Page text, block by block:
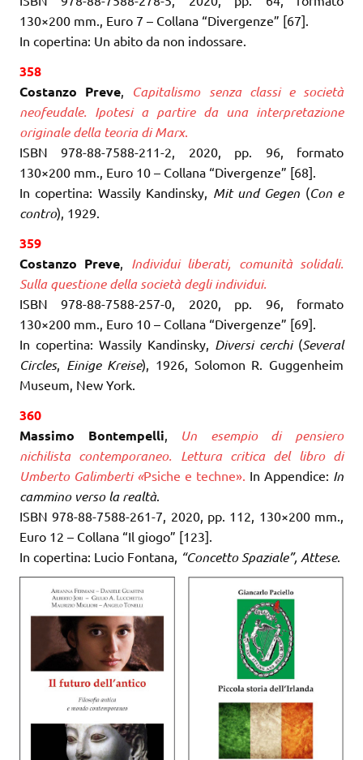
130×200 mm., Euro 7 – Collana “Divergenze” [67].
In copertina: Un abito da non indossare.
358
Costanzo Preve
Capitalismo senza classi e società
neofeudale. Ipotesi a partire da una interpretazione
originale della teoria di Marx.
ISBN 978-88-7588-211-2, 2020, pp. 96, formato
130×200 mm., Euro 10 – Collana “Divergenze” [68].
In copertina: Wassily Kandinsky, Mit und Gegen (Con e
contro), 1929.
359
Costanzo Preve
Individui liberati, comunità solidali.
Sulla questione della società degli individui.
ISBN 978-88-7588-257-0, 2020, pp. 96, formato
130×200 mm., Euro 10 – Collana “Divergenze” [69].
In copertina: Wassily Kandinsky, Diversi cerchi (Several
Circles, Einige Kreise), 1926, Solomon R. Guggenheim
Museum, New York.
360
Massimo Bontempelli
Un esempio di pensiero
nichilista contemporaneo.
Lettura critica del libro di
Umberto Galimberti «Psiche e techne». In Appendice: In
cammino verso la realtà.
ISBN 978-88-7588-261-7, 2020, pp. 112, 130×200 mm.,
Euro 12 – Collana “Il giogo” [123].
In copertina: Lucio Fontana, “Concetto Spaziale”, Attese.